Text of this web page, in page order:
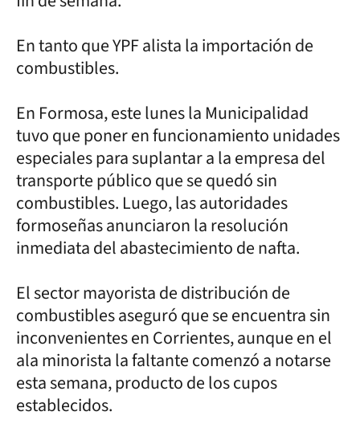
En tanto que YPF alista la importación de
combustibles.
En Formosa, este lunes la Municipalidad
tuvo que poner en funcionamiento unidades
especiales para suplantar a la empresa del
transporte público que se quedó sin
combustibles. Luego, las autoridades
formoseñas anunciaron la resolución
inmediata del abastecimiento de nafta.
El sector mayorista de distribución de
combustibles aseguró que se encuentra sin
inconvenientes en Corrientes, aunque en el
ala minorista la faltante comenzó a notarse
esta semana, producto de los cupos
establecidos.